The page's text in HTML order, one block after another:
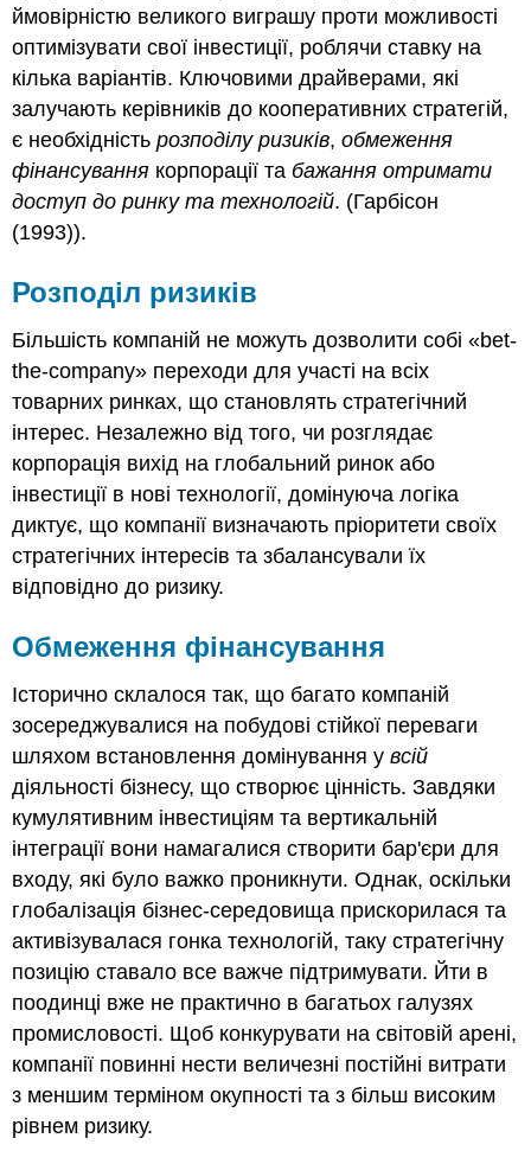
ймовірністю великого виграшу проти можливості
оптимізувати свої інвестиції, роблячи ставку на
кілька варіантів. Ключовими драйверами, які
залучають керівників до кооперативних стратегій,
є необхідністьрозподілу ризиків,обмеження
фінансування корпорації та бажання отримати
доступ до ринку та технологій. (Гарбісон
(1993)).
Розподіл ризиків
Більшість компаній не можуть дозволити собі «bet-
the-company» переходи для участі на всіх
товарних ринках, що становлять стратегічний
інтерес. Незалежно від того, чи розглядає
корпорація вихід на глобальний ринок або
інвестиції в нові технології, домінуюча логіка
диктує, що компанії визначають пріоритети своїх
стратегічних інтересів та збалансували їх
відповідно до ризику.
Обмеження фінансування
Історично склалося так, що багато компаній
зосереджувалися на побудові стійкої переваги
шляхом встановлення домінування увсій
діяльності бізнесу, що створює цінність. Завдяки
кумулятивним інвестиціям та вертикальній
інтеграції вони намагалися створити бар'єри для
входу, які було важко проникнути. Однак, оскільки
глобалізація бізнес-середовища прискорилася та
активізувалася гонка технологій, таку стратегічну
позицію ставало все важче підтримувати. Йти в
поодинці вже не практично в багатьох галузях
промисловості. Щоб конкурувати на світовій арені,
компанії повинні нести величезні постійні витрати
з меншим терміном окупності та з більш високим
рівнем ризику.